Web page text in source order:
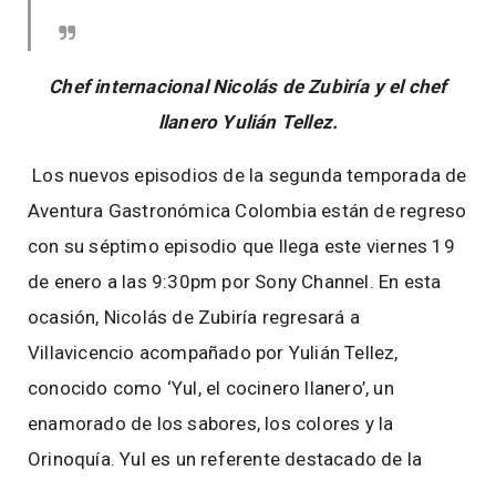
Chef internacional Nicolás de Zubiría y el chef
llanero Yulián Tellez.
Los nuevos episodios de la segunda temporada de
Aventura Gastronómica Colombia están de regreso
con su séptimo episodio que llega este viernes 19
de enero a las 9:30pm por Sony Channel. En esta
ocasión, Nicolás de Zubiría regresará a
Villavicencio acompañado por Yulián Tellez,
conocido como ‘Yul, el cocinero llanero’, un
enamorado de los sabores, los colores y la
Orinoquía. Yul es un referente destacado de la